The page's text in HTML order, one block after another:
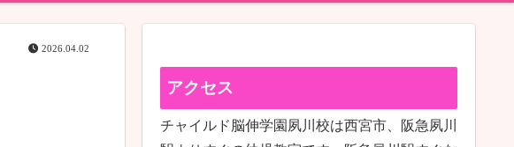
2026.04.02
アクセス
チャイルド脳伸学園夙川校は西宮市、阪急夙川